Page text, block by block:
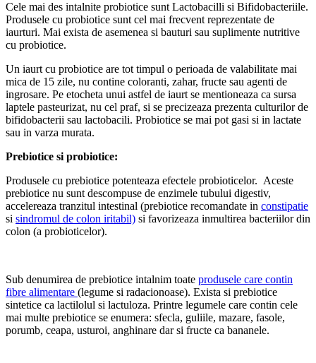
Cele mai des intalnite probiotice sunt Lactobacilli si Bifidobacteriile.
Produsele cu probiotice sunt cel mai frecvent reprezentate de
iaurturi. Mai exista de asemenea si bauturi sau suplimente nutritive
cu probiotice.
Un iaurt cu probiotice are tot timpul o perioada de valabilitate mai
mica de 15 zile, nu contine coloranti, zahar, fructe sau agenti de
ingrosare. Pe etocheta unui astfel de iaurt se mentioneaza ca sursa
laptele pasteurizat, nu cel praf, si se precizeaza prezenta culturilor de
bifidobacterii sau lactobacili. Probiotice se mai pot gasi si in lactate
sau in varza murata.
Prebiotice si probiotice:
Produsele cu prebiotice potenteaza efectele probioticelor. Aceste
prebiotice nu sunt descompuse de enzimele tubului digestiv,
accelereaza tranzitul intestinal (prebiotice recomandate in constipatie
si sindromul de colon iritabil) si favorizeaza inmultirea bacteriilor din
colon (a probioticelor).
Sub denumirea de prebiotice intalnim toate produsele care contin
fibre alimentare (legume si radacionoase). Exista si prebiotice
sintetice ca lactilolul si lactuloza. Printre legumele care contin cele
mai multe prebiotice se enumera: sfecla, guliile, mazare, fasole,
porumb, ceapa, usturoi, anghinare dar si fructe ca bananele.